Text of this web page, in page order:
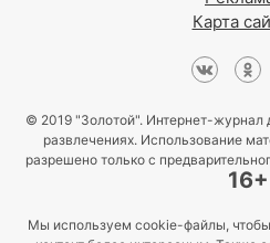
Карта
© 2019 "Золотой". Интернет-журнал
развлечениях. Использование
разрешено только с
16+
Мы используем cookie-файлы, чтобы